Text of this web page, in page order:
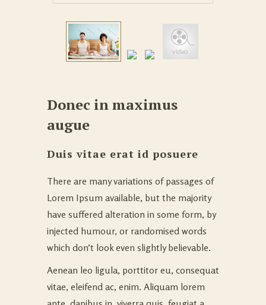
Donec in maximus
augue
Duis vitae erat id posuere
There are many variations of passages of
Lorem Ipsum available, but the majority
have suffered alteration in some form, by
injected humour, or randomised words
which don’t look even slightly believable.
Aenean leo ligula, porttitor eu, consequat
vitae, eleifend ac, enim. Aliquam lorem